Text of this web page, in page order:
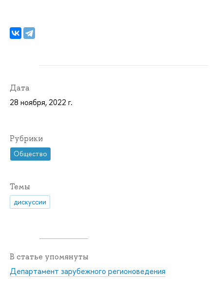
Дата
28 ноября, 2022 г.
Рубрики
Общество
Темы
дискуссии
В статье упомянуты
Департамент зарубежного регионоведения